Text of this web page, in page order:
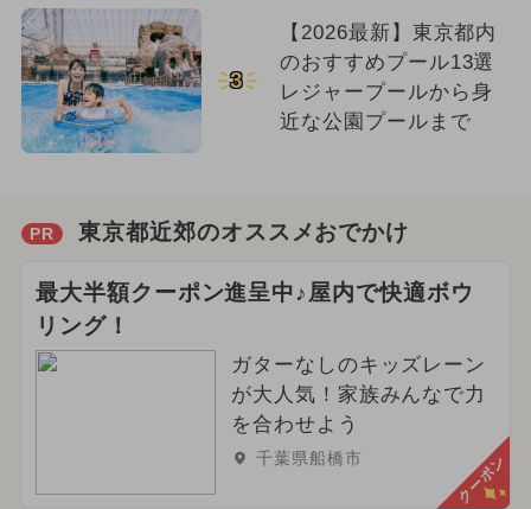
3
【2026最新】東京都内
のおすすめプール13選
レジャープールから身
近な公園プールまで
PR 東京都近郊のオススメおでかけ
最大半額クーポン進呈中♪屋内で快適ボウ
リング！
ガターなしのキッズレーン
が大人気！家族みんなで力
を合わせよう
千葉県船橋市 クーポン